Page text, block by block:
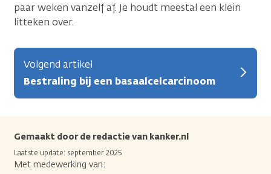
paar weken vanzelf af. Je houdt meestal een klein
litteken over.
Volgend artikel
Bestraling bij een basaalcelcarcinoom
Gemaakt door de redactie van kanker.nl
Laatste update: september 2025
Met medewerking van: